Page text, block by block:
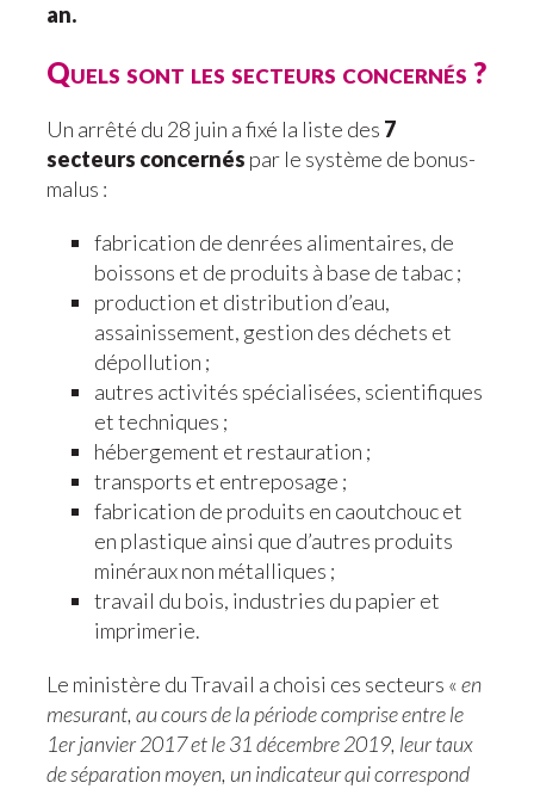
an.
Quels sont les secteurs concernés ?
Un arrêté du 28 juin a fixé la liste des 7
secteurs concernés par le système de bonus-
malus :
fabrication de denrées alimentaires, de
boissons et de produits à base de tabac ;
production et distribution d’eau,
assainissement, gestion des déchets et
dépollution ;
autres activités spécialisées, scientifiques
et techniques ;
hébergement et restauration ;
transports et entreposage ;
fabrication de produits en caoutchouc et
en plastique ainsi que d’autres produits
minéraux non métalliques ;
travail du bois, industries du papier et
imprimerie.
Le ministère du Travail a choisi ces secteurs «en
mesurant, au cours de la période comprise entre le
1er janvier 2017 et le 31 décembre 2019, leur taux
de séparation moyen, un indicateur qui correspond